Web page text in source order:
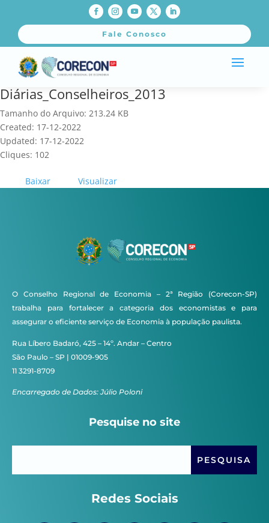
Fale Conosco
Diárias_Conselheiros_2013
Tamanho do Arquivo: 213.24 KB
Created: 17-12-2022
Updated: 17-12-2022
Cliques: 102
Baixar Visualizar
O Conselho Regional de Economia – 2ª Região (Corecon-SP)
trabalha para fortalecer a categoria dos economistas e para
assegurar o eficiente serviço de Economia à população paulista.
Rua Líbero Badaró, 425 – 14º. Andar – Centro
São Paulo – SP | 01009-905
11 3291-8709
Encarregado de Dados: Júlio Poloni
Pesquise no site
Redes Sociais